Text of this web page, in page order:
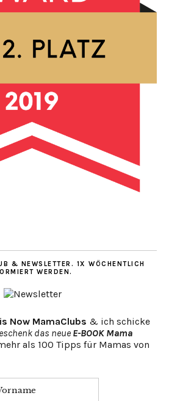
& NEWSLETTER. 1X WÖCHENTLICH
WERDEN.
Now MamaClubs & ich schicke
das neue E-BOOK Mama
als 100 Tipps für Mamas von